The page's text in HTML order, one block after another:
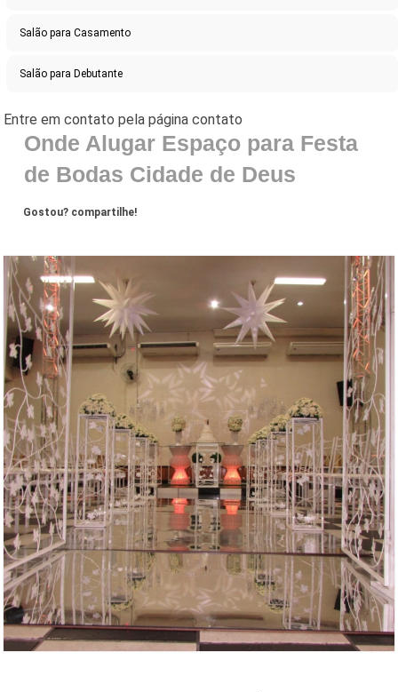
Salão para Casamento
Salão para Debutante
Onde Alugar Espaço para Festa
de Bodas Cidade de Deus
Gostou? compartilhe!